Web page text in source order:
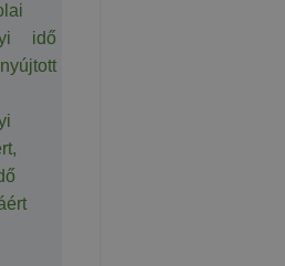
idő